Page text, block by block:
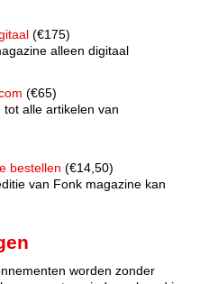
(€175)
alleen digitaal
(€65)
alle artikelen van
bestellen (€14,50)
van Fonk magazine kan
worden zonder